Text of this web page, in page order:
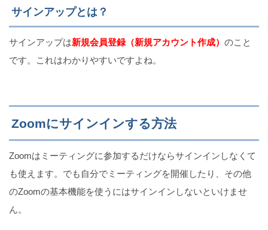
サインアップとは？
サインアップは新規会員登録（新規アカウント作成） のこと
です。これはわかりやすいですよね。
Zoomにサインインする方法
Zoomはミーティングに参加するだけならサインインしなくて
も使えます。でも自分でミーティングを開催したり、その他
のZoomの基本機能を使うにはサインインしないといけませ
ん。